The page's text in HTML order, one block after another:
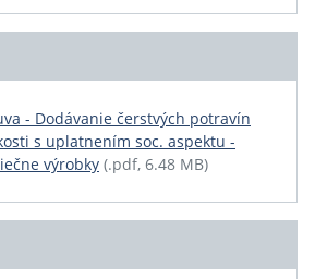
- Dodávanie čerstvých potravín
s uplatnením soc. aspektu -
výrobky (.pdf, 6.48 MB)